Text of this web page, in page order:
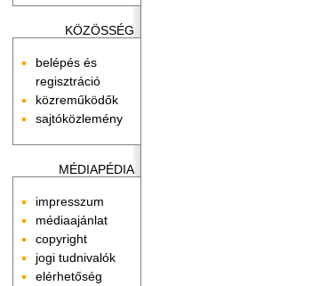
KÖZÖSSÉG
belépés és
regisztráció
közreműködők
sajtóközlemény
MÉDIAPÉDIA
impresszum
médiaajánlat
copyright
jogi tudnivalók
elérhetőség